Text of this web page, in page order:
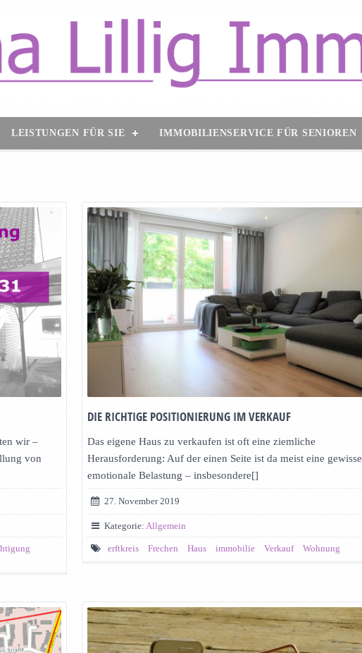
LEISTUNGEN FÜR SIE IMMOBILIENSERVICE FÜR SENIOREN
wir –
von
DIE RICHTIGE POSITIONIERUNG IM VERKAUF
Das eigene Haus zu verkaufen ist oft eine ziemliche
Herausforderung: Auf der einen Seite ist da meist eine gewisse
emotionale Belastung – insbesondere[]
27. November 2019
Kategorie: Allgemein
erftkreis Frechen Haus immobilie Verkauf Wohnung